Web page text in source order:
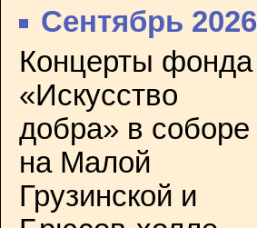
Сентябрь 2026
Концерты фонда
«Искусство
добра» в соборе
на Малой
Грузинской и